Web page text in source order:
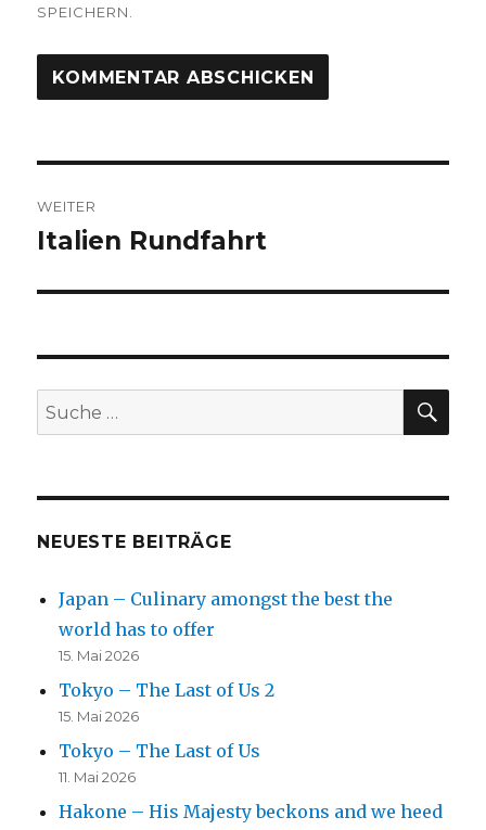
SPEICHERN.
WEITER
Nächster
Italien Rundfahrt
Suche
nach:
NEUESTE BEITRÄGE
Japan – Culinary amongst the best the
world has to offer
15. Mai 2026
Tokyo – The Last of Us 2
15. Mai 2026
Tokyo – The Last of Us
11. Mai 2026
Hakone – His Majesty beckons and we heed